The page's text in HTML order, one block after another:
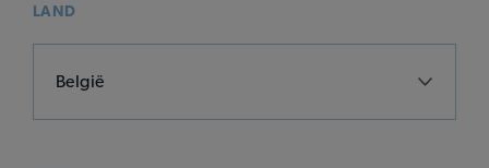
LAND